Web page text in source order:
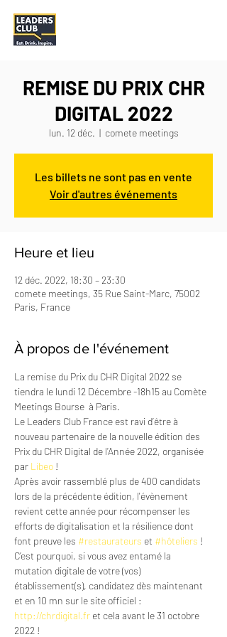
REMISE DU PRIX CHR
DIGITAL 2022
lun. 12 déc.
  |
comete meetings
Les billets ne sont pas en vente
Voir d'autres événements
Heure et lieu
12 déc. 2022, 18:30 – 23:30
comete meetings, 35 Rue Saint-Marc, 75002
Paris, France
À propos de l'événement
La remise du Prix du CHR Digital 2022 se
tiendra le lundi 12 Décembre -18h15 au Comète
Meetings Bourse  à Paris.
Le Leaders Club France est ravi d’être à
nouveau partenaire de la nouvelle édition des
Prix du CHR Digital de l’Année 2022, organisée
par Libeo !
Après avoir rassemblé plus de 400 candidats
lors de la précédente édition, l'évènement
revient cette année pour récompenser les
efforts de digitalisation et la résilience dont
font preuve les #restaurateurs et #hôteliers !
C’est pourquoi, si vous avez entamé la
mutation digitale de votre (vos)
établissement(s), candidatez dès maintenant
et en 10 mn sur le site officiel :
http://chrdigital.fr et cela avant le 31 octobre
2022 !